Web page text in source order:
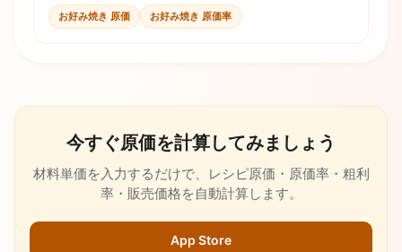
式とチェックリストで確認し、価格判断に使えます。
お好み焼き 原価 お好み焼き 原価率
今すぐ原価を計算してみましょう
材料単価を入力するだけで、レシピ原価・原価率・粗利
率・販売価格を自動計算します。
App Store